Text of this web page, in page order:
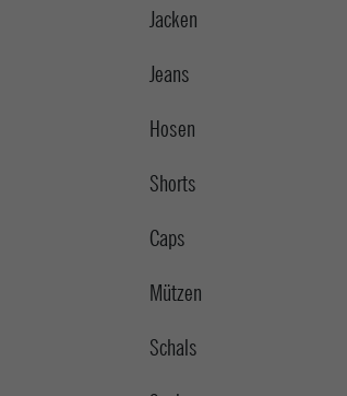
Jacken
Jeans
Hosen
Shorts
Caps
Mützen
Schals